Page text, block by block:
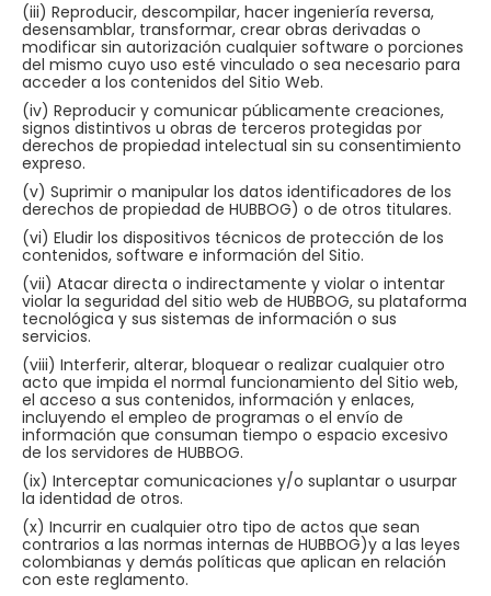
(iii) Reproducir, descompilar, hacer ingeniería reversa,
desensamblar, transformar, crear obras derivadas o
modificar sin autorización cualquier software o porciones
del mismo cuyo uso esté vinculado o sea necesario para
acceder a los contenidos del Sitio Web.
(iv) Reproducir y comunicar públicamente creaciones,
signos distintivos u obras de terceros protegidas por
derechos de propiedad intelectual sin su consentimiento
expreso.
(v) Suprimir o manipular los datos identificadores de los
derechos de propiedad de HUBBOG) o de otros titulares.
(vi) Eludir los dispositivos técnicos de protección de los
contenidos, software e información del Sitio.
(vii) Atacar directa o indirectamente y violar o intentar
violar la seguridad del sitio web de HUBBOG, su plataforma
tecnológica y sus sistemas de información o sus
servicios.
(viii) Interferir, alterar, bloquear o realizar cualquier otro
acto que impida el normal funcionamiento del Sitio web,
el acceso a sus contenidos, información y enlaces,
incluyendo el empleo de programas o el envío de
información que consuman tiempo o espacio excesivo
de los servidores de HUBBOG.
(ix) Interceptar comunicaciones y/o suplantar o usurpar
la identidad de otros.
(x) Incurrir en cualquier otro tipo de actos que sean
contrarios a las normas internas de HUBBOG)y a las leyes
colombianas y demás políticas que aplican en relación
con este reglamento.